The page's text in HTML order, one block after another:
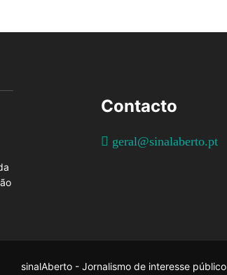
Contacto
geral@sinalaberto.pt
sinalAberto - Jornalismo de interesse público